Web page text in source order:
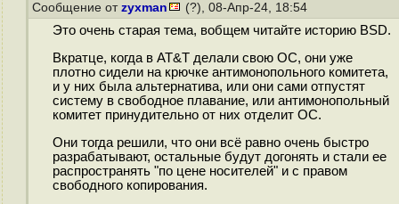
Сообщение от zyxman (?), 08-Апр-24, 18:54
Это очень старая тема, вобщем читайте историю BSD.
Вкратце, когда в AT&T делали свою ОС, они уже
плотно сидели на крючке антимонопольного комитета,
и у них была альтернатива, или они сами отпустят
систему в свободное плавание, или антимонопольный
комитет принудительно от них отделит ОС.
Они тогда решили, что они всё равно очень быстро
разрабатывают, остальные будут догонять и стали ее
распространять "по цене носителей" и с правом
свободного копирования.